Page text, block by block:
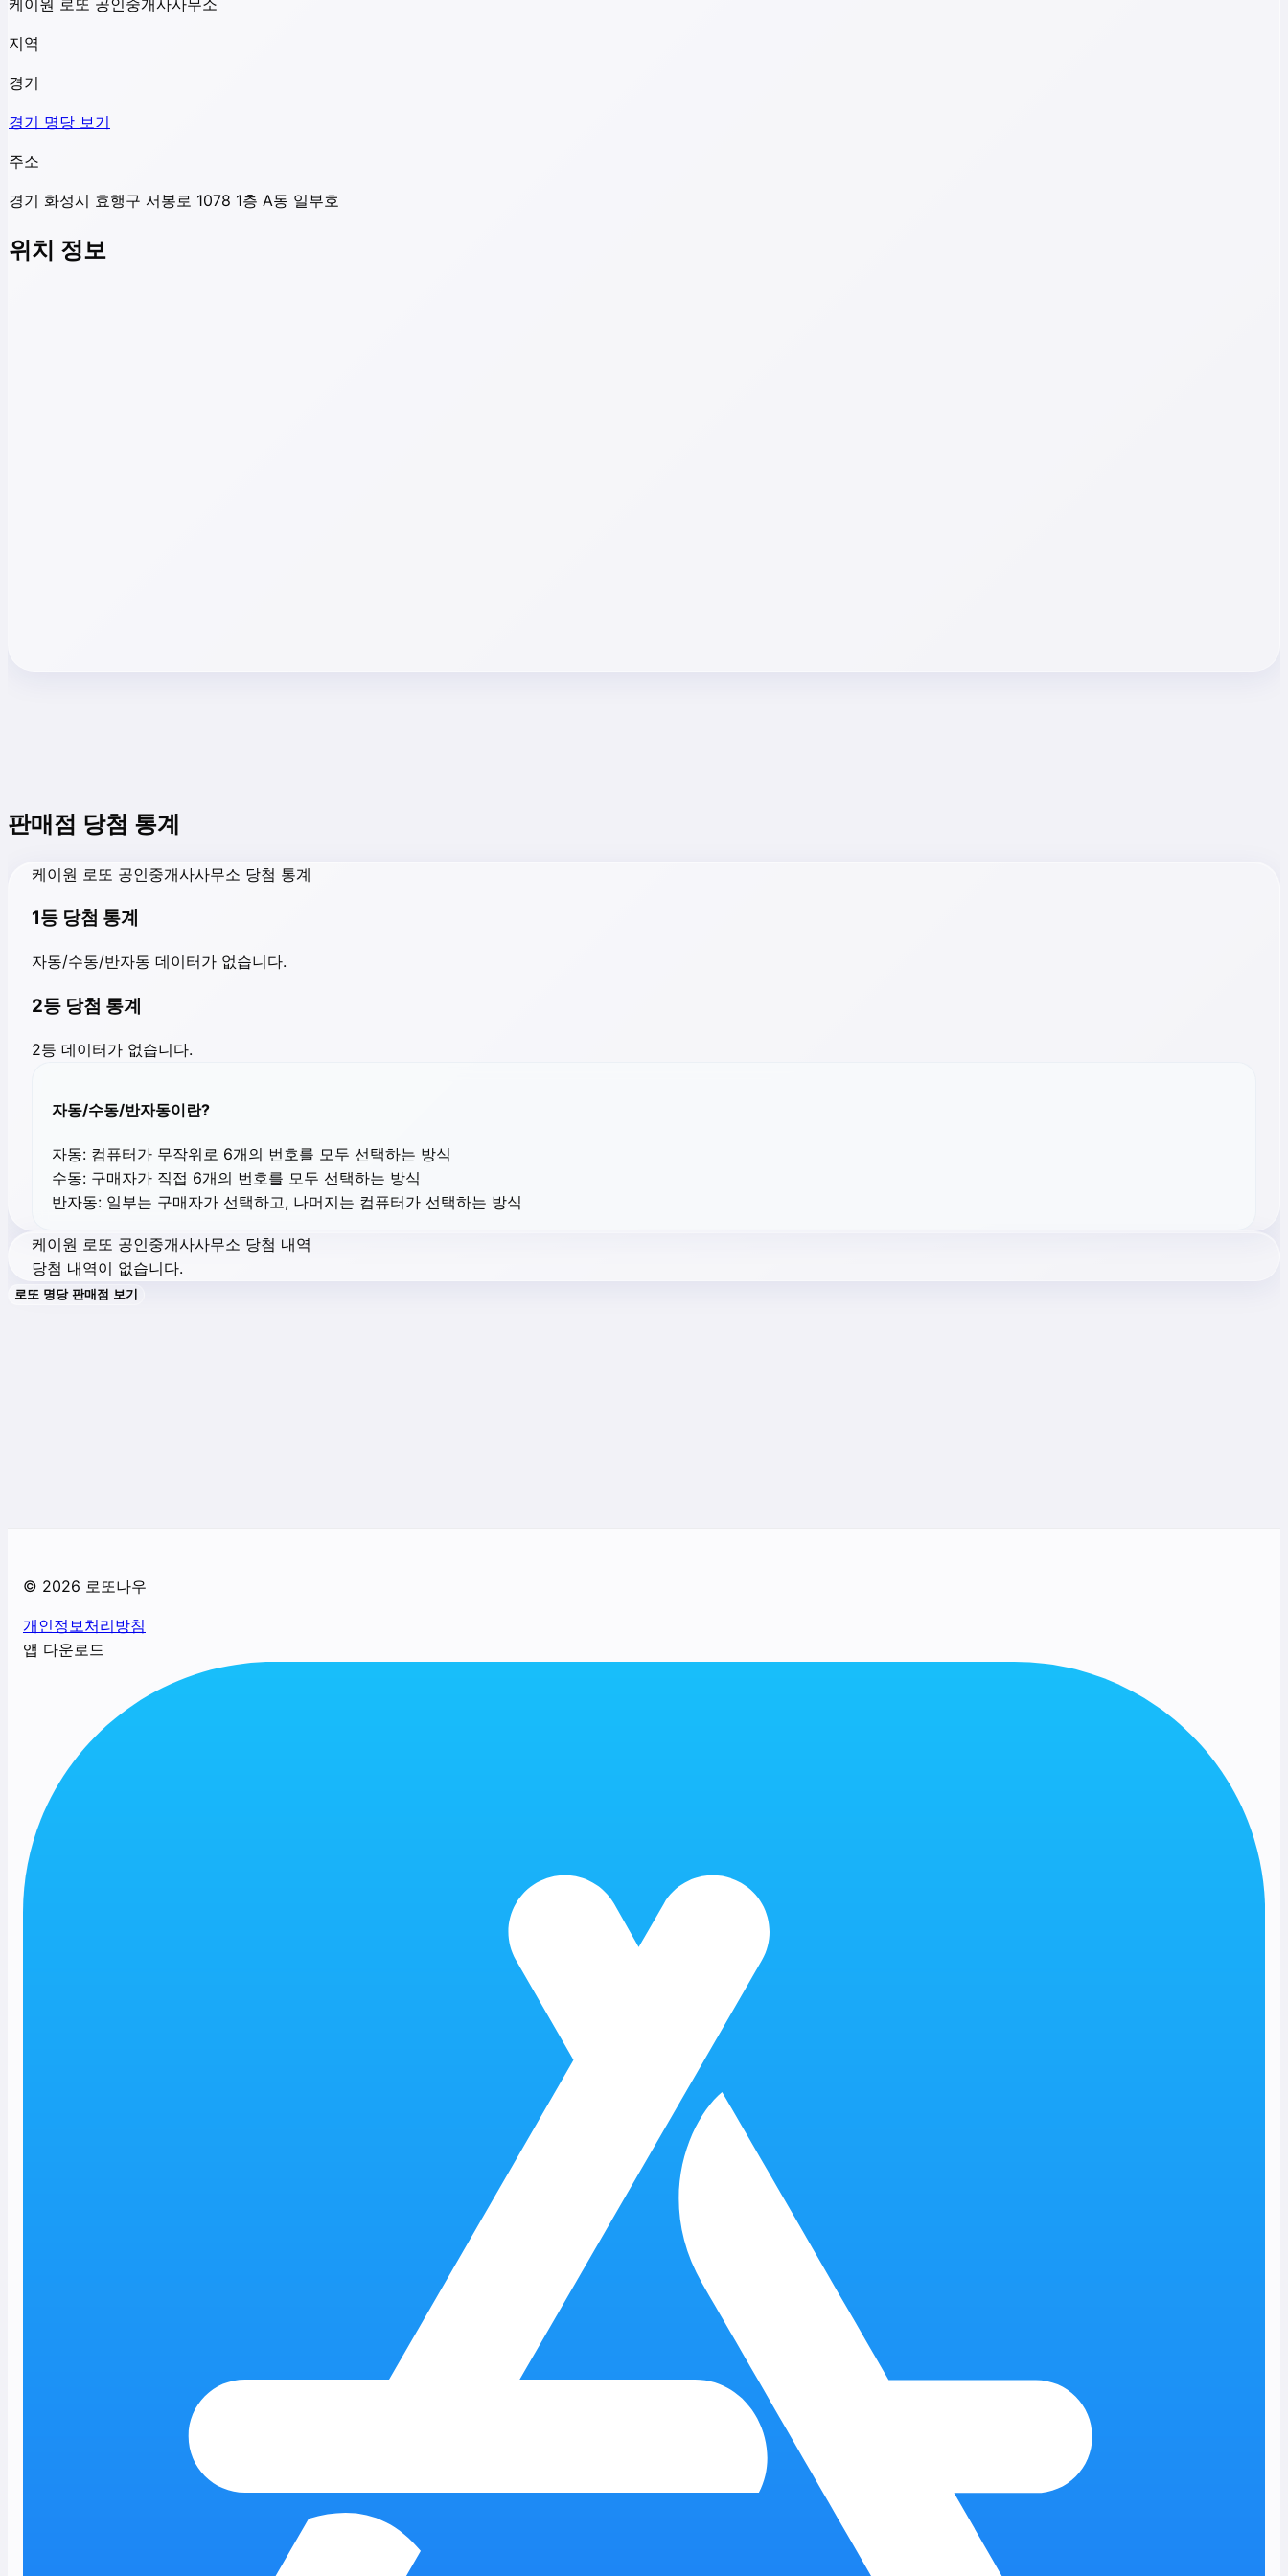
케이원 로또 공인중개사사무소
지역
경기
경기 명당 보기
주소
경기 화성시 효행구 서봉로 1078 1층 A동 일부호
위치 정보
판매점 당첨 통계
케이원 로또 공인중개사사무소 당첨 통계
1등 당첨 통계
자동/수동/반자동 데이터가 없습니다.
2등 당첨 통계
2등 데이터가 없습니다.
자동/수동/반자동이란?
자동: 컴퓨터가 무작위로 6개의 번호를 모두 선택하는 방식
수동: 구매자가 직접 6개의 번호를 모두 선택하는 방식
반자동: 일부는 구매자가 선택하고, 나머지는 컴퓨터가 선택하는 방식
케이원 로또 공인중개사사무소 당첨 내역
당첨 내역이 없습니다.
로또 명당 판매점 보기
© 2026 로또나우
개인정보처리방침
앱 다운로드